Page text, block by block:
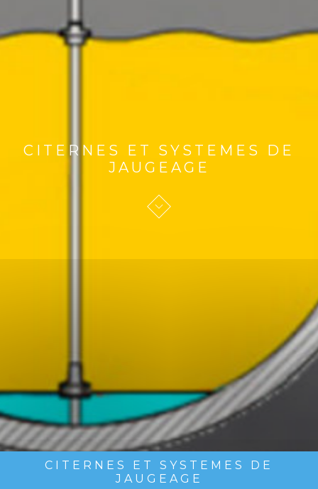
CITERNES ET SYSTEMES DE
JAUGEAGE
CITERNES ET SYSTEMES DE
JAUGEAGE